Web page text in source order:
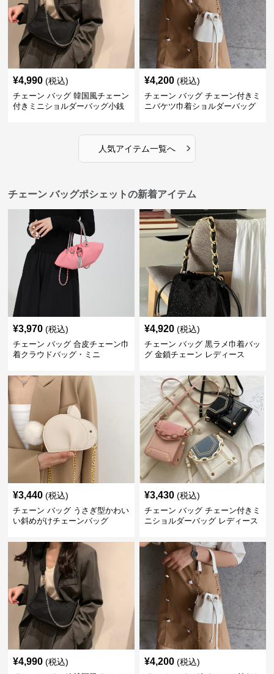
¥4,990 (税込)
チェーン バッグ 韓国風チェーン
付きミニショルダーバッグ小銭
¥4,200 (税込)
チェーン バッグ チェーン付きミ
ニバケツ巾着ショルダーバッグ
人気アイテム一覧へ ›
チェーン バッグポシェットの新着アイテム
¥3,970 (税込)
チェーン バッグ 合皮チェーン巾
着クラウドバッグ・ミニ
¥4,920 (税込)
チェーン バッグ 黒ラメ巾着バッ
グ 金鎖チェーン レディース
¥3,440 (税込)
チェーン バッグ うさぎ型かわい
い斜めがけチェーンバッグ
¥3,430 (税込)
チェーン バッグ チェーン付きミ
ニショルダーバッグ レディース
¥4,990 (税込) ¥4,200 (税込)